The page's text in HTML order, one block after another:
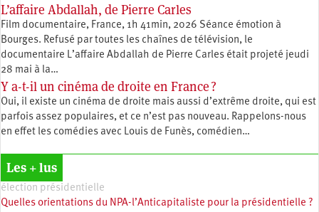
L’affaire Abdallah, de Pierre Carles
Film documentaire, France, 1h 41min, 2026 Séance émotion à
Bourges. Refusé par toutes les chaînes de télévision, le
documentaire L’affaire Abdallah de Pierre Carles était projeté jeudi
28 mai à la…
Y a-t-il un cinéma de droite en France ?
Oui, il existe un cinéma de droite mais aussi d’extrême droite, qui est
parfois assez populaires, et ce n’est pas nouveau. Rappelons-nous
en effet les comédies avec Louis de Funès, comédien…
Les + lus
élection présidentielle
Quelles orientations du NPA-l’Anticapitaliste pour la présidentielle ?